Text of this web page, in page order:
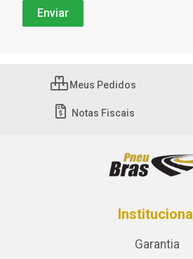
Meus Pedidos
Notas Fiscais
Institucional
Garantia